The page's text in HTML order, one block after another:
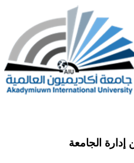
الجامعة